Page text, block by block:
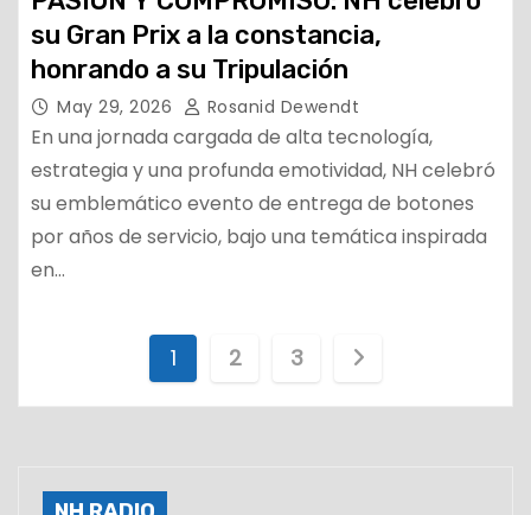
su Gran Prix a la constancia,
honrando a su Tripulación
May 29, 2026 Rosanid Dewendt
En una jornada cargada de alta tecnología,
estrategia y una profunda emotividad, NH celebró
su emblemático evento de entrega de botones
por años de servicio, bajo una temática inspirada
en…
a
1 2 3